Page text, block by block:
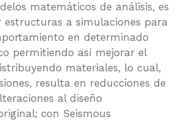
matemáticos de análisis, es
estructuras a simulaciones para
en determinado
permitiendo así mejorar el
materiales, lo cual,
resulta en reducciones de
al diseño
con Seismous